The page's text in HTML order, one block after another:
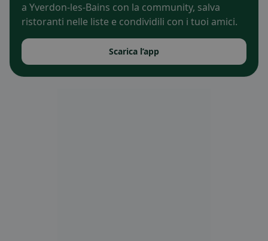
a Yverdon-les-Bains con la community, salva
ristoranti nelle liste e condividili con i tuoi amici.
Scarica l’app